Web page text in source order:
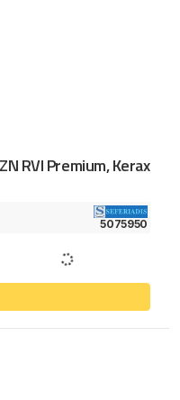
RVI Premium, Kerax
5075950